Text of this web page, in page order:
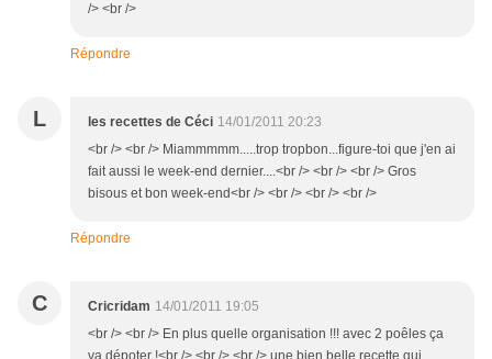
/> <br />
Répondre
L les recettes de Céci 14/01/2011 20:23
<br /> <br /> Miammmmm.....trop tropbon...figure-toi que j'en ai
fait aussi le week-end dernier....<br /> <br /> <br /> Gros
bisous et bon week-end<br /> <br /> <br /> <br />
Répondre
C Cricridam 14/01/2011 19:05
<br /> <br /> En plus quelle organisation !!! avec 2 poêles ça
va dépoter !<br /> <br /> <br /> une bien belle recette qui